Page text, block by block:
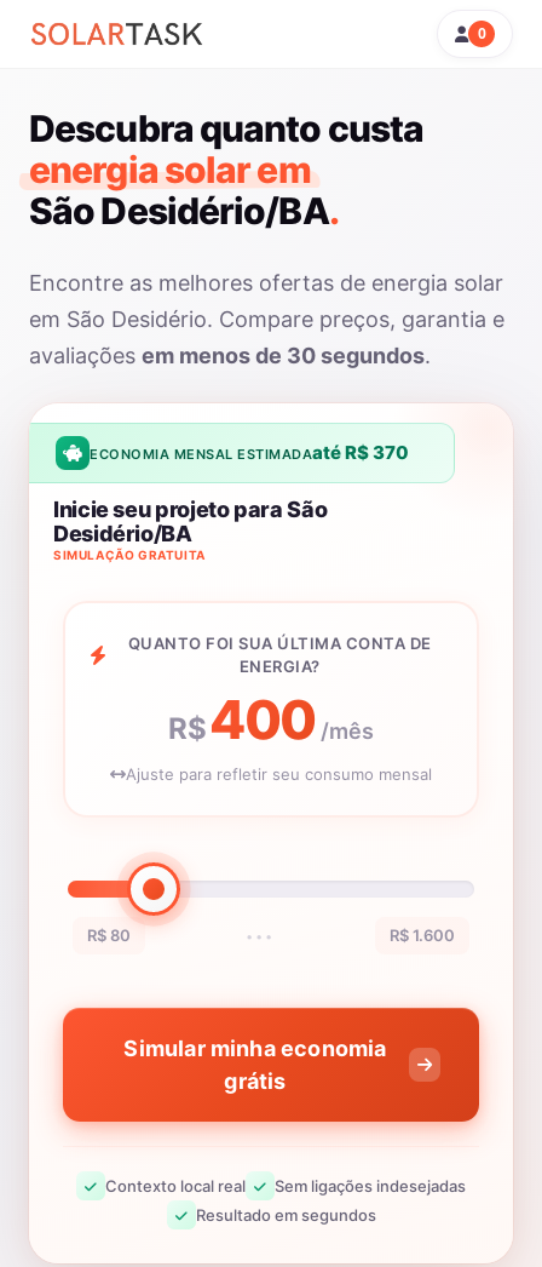
0
Descubra quanto custa
energia solar em
São Desidério/BA.
Encontre as melhores ofertas de energia solar
em São Desidério. Compare preços, garantia e
avaliações em menos de 30 segundos.
ECONOMIA MENSAL ESTIMADAaté R$ 370
SIMULAÇÃO GRATUITA
Inicie seu projeto para São
Desidério/BA
QUANTO FOI SUA ÚLTIMA CONTA DE
ENERGIA?
R$400 /mês
Ajuste para refletir seu consumo mensal
R$ 80 ••• R$ 1.600
Simular minha economia
grátis
Contexto local real
Sem ligações indesejadas
Resultado em segundos